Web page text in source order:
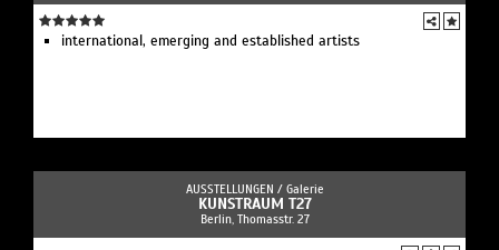
international, emerging and established artists
AUSSTELLUNGEN / Galerie
KUNSTRAUM T27
Berlin, Thomasstr. 27